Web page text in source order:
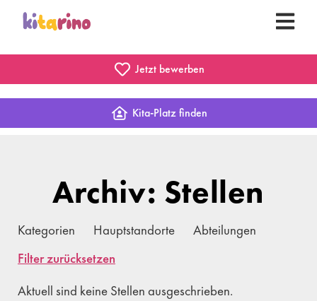
Jetzt bewerben
Kita-Platz finden
Archiv: Stellen
Kategorien Hauptstandorte
Abteilungen
Filter zurücksetzen
Aktuell sind keine Stellen ausgeschrieben.